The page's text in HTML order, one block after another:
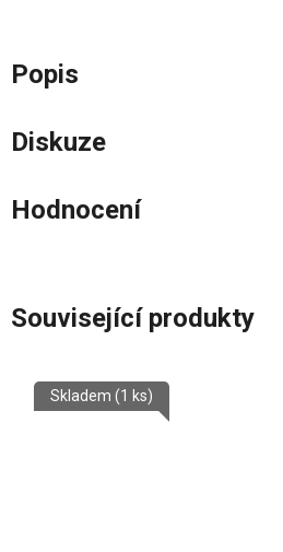
Popis
Diskuze
Hodnocení
Související produkty
Skladem (1 ks)